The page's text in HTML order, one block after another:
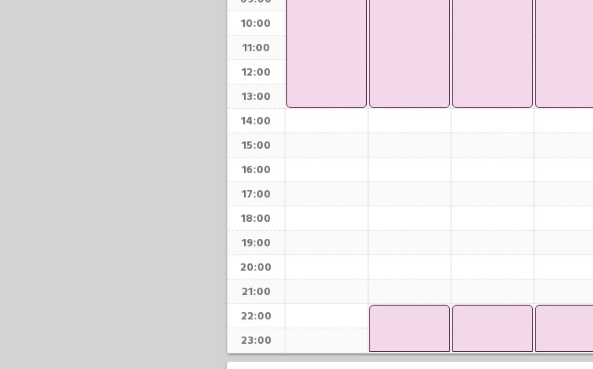
10:00
11:00
12:00
13:00
14:00
15:00
16:00
17:00
18:00
19:00
20:00
21:00
22:00
23:00